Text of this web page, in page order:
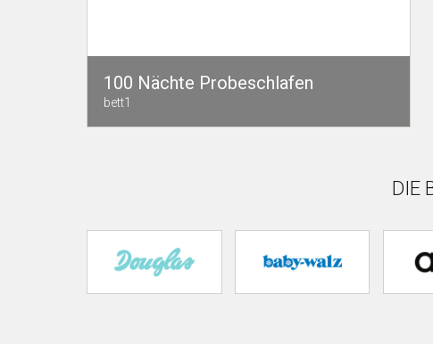
100 Nächte Probeschlafen
bett1
DIE